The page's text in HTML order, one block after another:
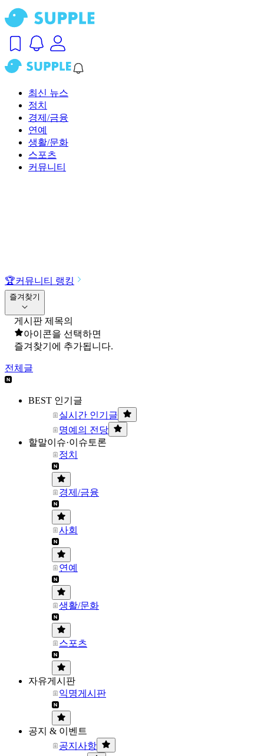
최신 뉴스
정치
경제/금융
연예
생활/문화
스포츠
커뮤니티
🏆커뮤니티 랭킹
즐겨찾기
게시판 제목의
아이콘을 선택하면
즐겨찾기에 추가됩니다.
전체글
BEST 인기글
실시간 인기글
명예의 전당
할말이슈·이슈토론
정치
경제/금융
사회
연예
생활/문화
스포츠
자유게시판
익명게시판
공지 & 이벤트
공지사항